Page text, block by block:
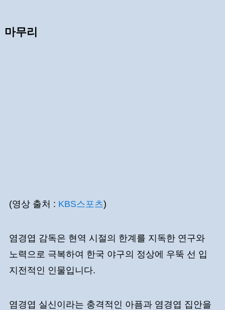
마무리
(영상 출처 : KBS스포츠)
염경엽 감독은 현역 시절의 한계를 지독한 연구와
노력으로 극복하여 한국 야구의 정상에 우뚝 선 입
지전적인 인물입니다.
염경엽 실신이라는 충격적인 아픔과 염경엽 집안을